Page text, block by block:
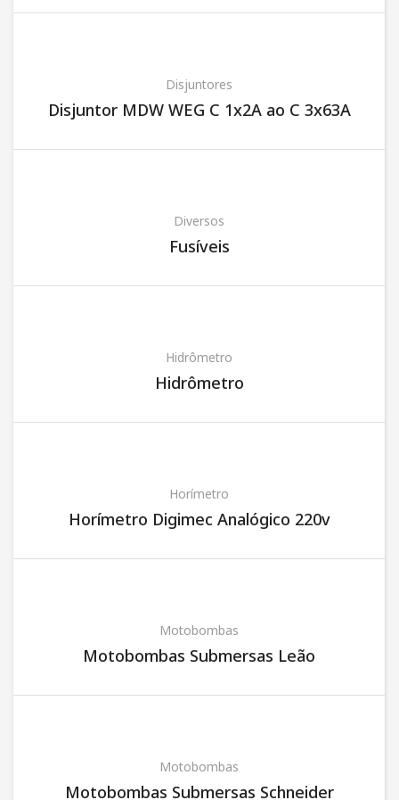
Disjuntores
Disjuntor MDW WEG C 1x2A ao C 3x63A
Diversos
Fusíveis
Hidrômetro
Hidrômetro
Horímetro
Horímetro Digimec Analógico 220v
Motobombas
Motobombas Submersas Leão
Motobombas
Motobombas Submersas Schneider